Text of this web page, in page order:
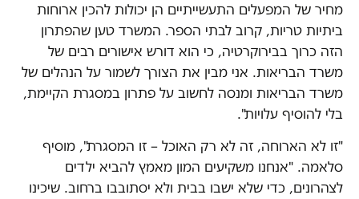
מחיר של המפעלים התעשייתיים הן יכולות להכין ארוחות
ביתיות טריות, קרוב לבתי הספר. המשרד טען שהפתרון
הזה כרוך בבירוקרטיה, כי הוא דורש אישורים רבים של
משרד הבריאות. אני מבין את הצורך לשמור על הנהלים של
משרד הבריאות ומנסה לחשוב על פתרון במסגרת הקיימת,
בלי להוסיף עלויות".
"זו לא הארוחה, זה לא רק האוכל – זו המסגרת", מוסיף
סלאמה. "אנחנו משקיעים המון מאמץ להביא ילדים
לצהרונים, כדי שלא ישבו בבית ולא יסתובבו ברחוב. שיכינו